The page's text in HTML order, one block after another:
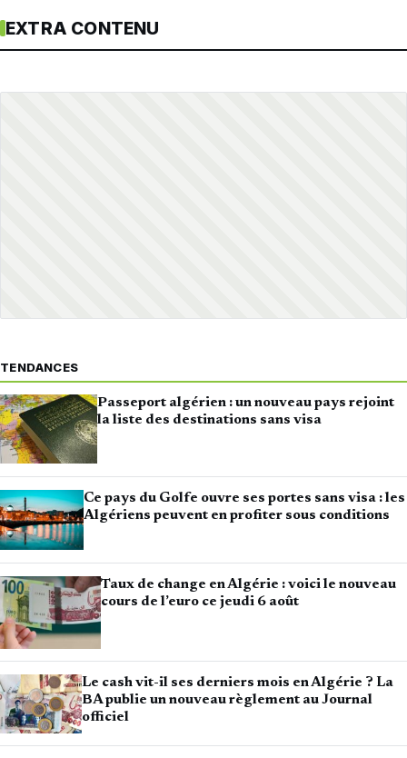
EXTRA CONTENU
TENDANCES
Passeport algérien : un nouveau pays rejoint
la liste des destinations sans visa
Ce pays du Golfe ouvre ses portes sans visa : les
Algériens peuvent en profiter sous conditions
Taux de change en Algérie : voici le nouveau
cours de l’euro ce jeudi 6 août
Le cash vit-il ses derniers mois en Algérie ? La
BA publie un nouveau règlement au Journal
officiel